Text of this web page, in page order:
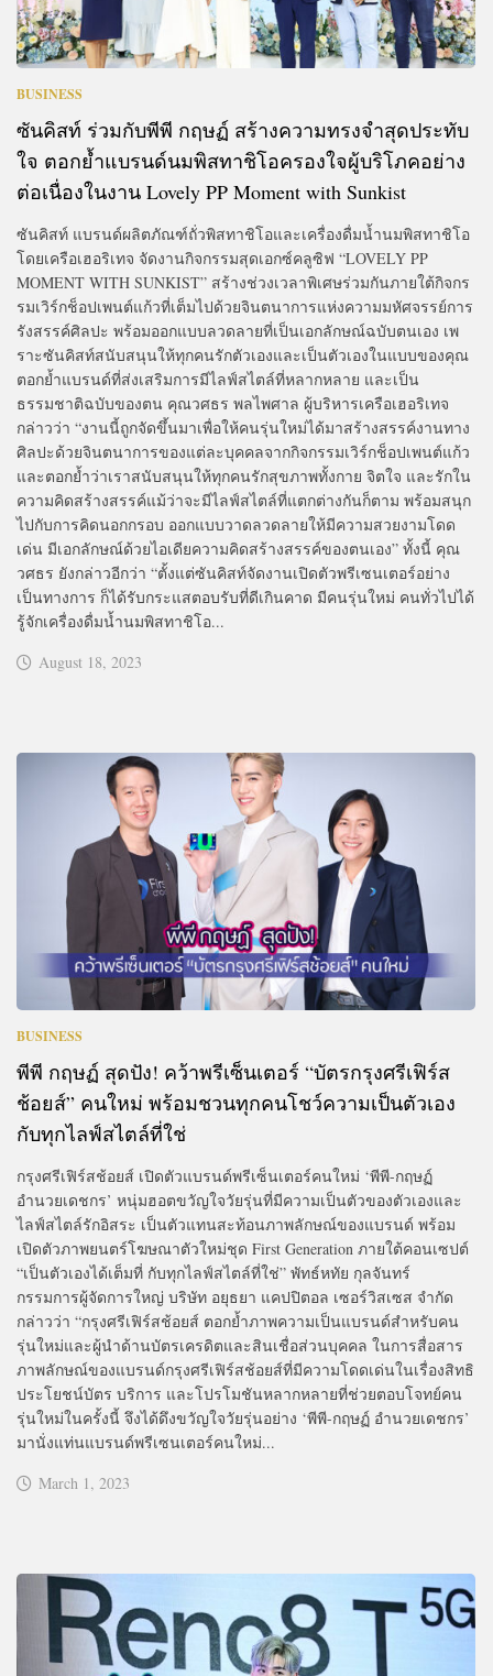
BUSINESS
ซันคิสท์ ร่วมกับพีพี กฤษฏ์ สร้างความทรงจำสุดประทับ
ใจ ตอกย้ำแบรนด์นมพิสทาชิโอครองใจผู้บริโภคอย่าง
ต่อเนื่องในงาน Lovely PP Moment with Sunkist
ซันคิสท์ แบรนด์ผลิตภัณฑ์ถั่วพิสทาชิโอและเครื่องดื่มน้ำนมพิสทาชิโอ
โดยเครือเฮอริเทจ จัดงานกิจกรรมสุดเอกซ์คลูซิฟ “LOVELY PP
MOMENT WITH SUNKIST” สร้างช่วงเวลาพิเศษร่วมกันภายใต้กิจกร
รมเวิร์กช็อปเพนต์แก้วที่เต็มไปด้วยจินตนาการแห่งความมหัศจรรย์การ
รังสรรค์ศิลปะ พร้อมออกแบบลวดลายที่เป็นเอกลักษณ์ฉบับตนเอง เพ
ราะซันคิสท์สนับสนุนให้ทุกคนรักตัวเองและเป็นตัวเองในแบบของคุณ
ตอกย้ำแบรนด์ที่ส่งเสริมการมีไลฟ์สไตล์ที่หลากหลาย และเป็น
ธรรมชาติฉบับของตน คุณวศธร พลไพศาล ผู้บริหารเครือเฮอริเทจ
กล่าวว่า “งานนี้ถูกจัดขึ้นมาเพื่อให้คนรุ่นใหม่ได้มาสร้างสรรค์งานทาง
ศิลปะด้วยจินตนาการของแต่ละบุคคลจากกิจกรรมเวิร์กช็อปเพนต์แก้ว
และตอกย้ำว่าเราสนับสนุนให้ทุกคนรักสุขภาพทั้งกาย จิตใจ และรักใน
ความคิดสร้างสรรค์แม้ว่าจะมีไลฟ์สไตล์ที่แตกต่างกันก็ตาม พร้อมสนุก
ไปกับการคิดนอกกรอบ ออกแบบวาดลวดลายให้มีความสวยงามโดด
เด่น มีเอกลักษณ์ด้วยไอเดียความคิดสร้างสรรค์ของตนเอง” ทั้งนี้ คุณ
วศธร ยังกล่าวอีกว่า “ตั้งแต่ซันคิสท์จัดงานเปิดตัวพรีเซนเตอร์อย่าง
เป็นทางการ ก็ได้รับกระแสตอบรับที่ดีเกินคาด มีคนรุ่นใหม่ คนทั่วไปได้
รู้จักเครื่องดื่มน้ำนมพิสทาชิโอ...
August 18, 2023
BUSINESS
พีพี กฤษฏ์ สุดปัง! คว้าพรีเซ็นเตอร์ “บัตรกรุงศรีเฟิร์ส
ช้อยส์” คนใหม่ พร้อมชวนทุกคนโชว์ความเป็นตัวเอง
กับทุกไลฟ์สไตล์ที่ใช่
กรุงศรีเฟิร์สช้อยส์ เปิดตัวแบรนด์พรีเซ็นเตอร์คนใหม่ ‘พีพี-กฤษฏ์
อำนวยเดชกร’ หนุ่มฮอตขวัญใจวัยรุ่นที่มีความเป็นตัวของตัวเองและ
ไลฟ์สไตล์รักอิสระ เป็นตัวแทนสะท้อนภาพลักษณ์ของแบรนด์ พร้อม
เปิดตัวภาพยนตร์โฆษณาตัวใหม่ชุด First Generation ภายใต้คอนเซปต์
“เป็นตัวเองได้เต็มที่ กับทุกไลฟ์สไตล์ที่ใช่” พัทธ์หทัย กุลจันทร์
กรรมการผู้จัดการใหญ่ บริษัท อยุธยา แคปปิตอล เซอร์วิสเซส จำกัด
กล่าวว่า “กรุงศรีเฟิร์สช้อยส์ ตอกย้ำภาพความเป็นแบรนด์สำหรับคน
รุ่นใหม่และผู้นำด้านบัตรเครดิตและสินเชื่อส่วนบุคคล ในการสื่อสาร
ภาพลักษณ์ของแบรนด์กรุงศรีเฟิร์สช้อยส์ที่มีความโดดเด่นในเรื่องสิทธิ
ประโยชน์บัตร บริการ และโปรโมชันหลากหลายที่ช่วยตอบโจทย์คน
รุ่นใหม่ในครั้งนี้ จึงได้ดึงขวัญใจวัยรุ่นอย่าง ‘พีพี-กฤษฏ์ อำนวยเดชกร’
มานั่งแท่นแบรนด์พรีเซนเตอร์คนใหม่...
March 1, 2023